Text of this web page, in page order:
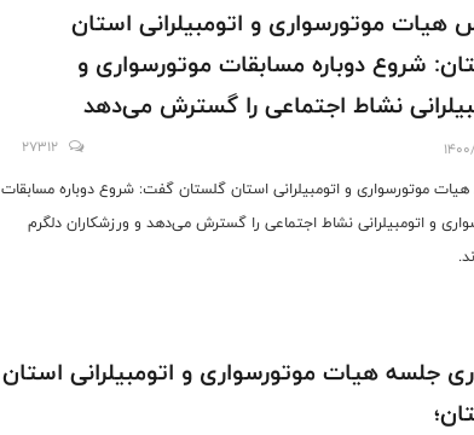
هیات موتورسواری و اتومبیلرانی استان
شروع دوباره مسابقات موتورسواری و
نشاط اجتماعی را گسترش می‌دهد
27312
موتورسواری و اتومبیلرانی استان گلستان گفت: شروع دوباره مسابقات
و اتومبیلرانی نشاط اجتماعی را گسترش می‌دهد و ورزشکاران دلگرم
جلسه هیات موتورسواری و اتومبیلرانی استان